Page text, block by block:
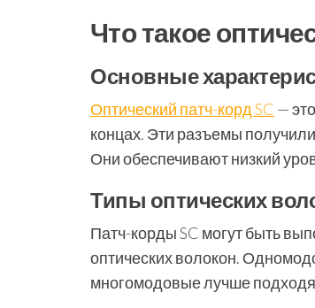
Что такое
Основные
Оптический патч-корд SC —
концах. Эти разъемы
Они обеспечивают низкий
Типы оптических
Патч-корды SC могут быть
оптических волокон.
многомодовые лучше